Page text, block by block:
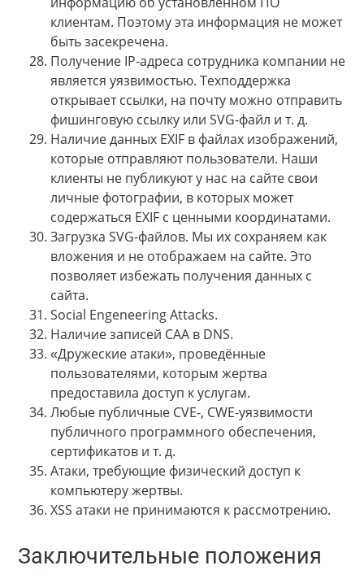
клиентам. Поэтому эта информация не может
быть засекречена.
Получение IP-адреса сотрудника компании не
является уязвимостью. Техподдержка
открывает ссылки, на почту можно отправить
фишинговую ссылку или SVG-файл и т. д.
Наличие данных EXIF в файлах изображений,
которые отправляют пользователи. Наши
клиенты не публикуют у нас на сайте свои
личные фотографии, в которых может
содержаться EXIF с ценными координатами.
Загрузка SVG-файлов. Мы их сохраняем как
вложения и не отображаем на сайте. Это
позволяет избежать получения данных с
сайта.
Social Engeneering Attacks.
Наличие записей CAA в DNS.
«Дружеские атаки», проведённые
пользователями, которым жертва
предоставила доступ к услугам.
Любые публичные CVE-, CWE-уязвимости
публичного программного обеспечения,
сертификатов и т. д.
Атаки, требующие физический доступ к
компьютеру жертвы.
XSS атаки не принимаются к рассмотрению.
Заключительные положения